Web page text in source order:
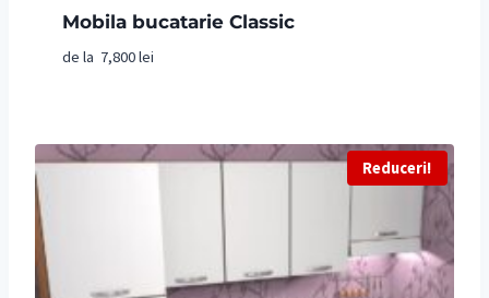
Mobila bucatarie Classic
de la 7,800lei
Reduceri!